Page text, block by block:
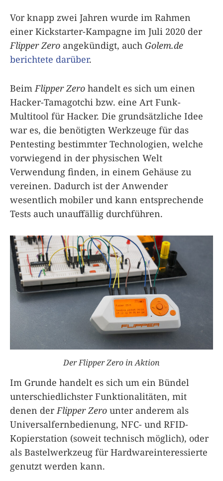
Vor knapp zwei Jahren wurde im Rahmen
einer Kickstarter-Kampagne im Juli 2020 der
Flipper Zero angekündigt, auch Golem.de
berichtete darüber.
Beim Flipper Zero handelt es sich um einen
Hacker-Tamagotchi bzw. eine Art Funk-
Multitool für Hacker. Die grundsätzliche Idee
war es, die benötigten Werkzeuge für das
Pentesting bestimmter Technologien, welche
vorwiegend in der physischen Welt
Verwendung finden, in einem Gehäuse zu
vereinen. Dadurch ist der Anwender
wesentlich mobiler und kann entsprechende
Tests auch unauffällig durchführen.
Der Flipper Zero in Aktion
Im Grunde handelt es sich um ein Bündel
unterschiedlichster Funktionalitäten, mit
denen derFlipper Zero unter anderem als
Universalfernbedienung, NFC- und RFID-
Kopierstation (soweit technisch möglich), oder
als Bastelwerkzeug für Hardwareinteressierte
genutzt werden kann.